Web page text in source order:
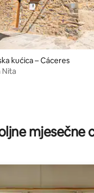
4,95/5, recenzija: 63
kućica – Cáceres‎
Nita
mjesečne